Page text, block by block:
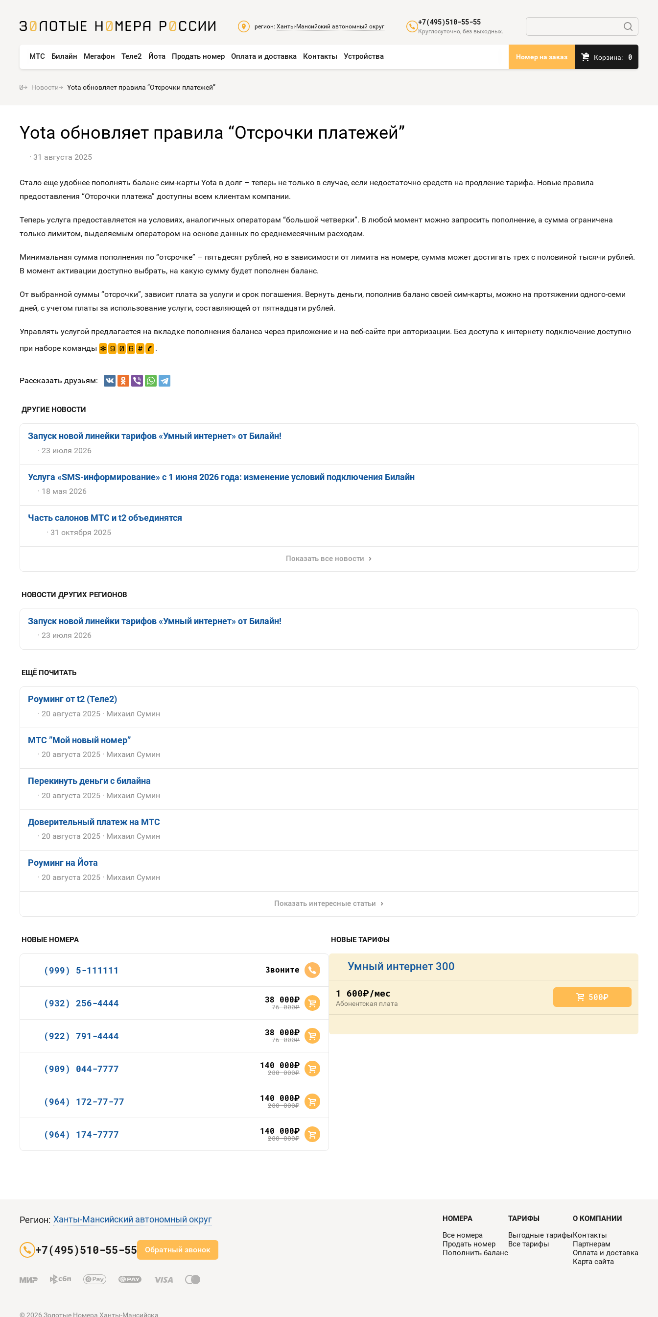
регион: Ханты-Мансийский автономный округ +7(495)510-55-55
Круглосуточно, без выходных.
МТС Билайн Мегафон Теле2 Йота Продать номер Оплата и доставка Контакты Устройства Номер на заказ Корзина: 0
Новости Yota обновляет правила “Отсрочки платежей”
Yota обновляет правила “Отсрочки платежей”
31 августа 2025
Стало еще удобнее пополнять баланс сим-карты Yota в долг – теперь не только в случае, если недостаточно средств на продление тарифа. Новые правила
предоставления “Отсрочки платежа” доступны всем клиентам компании.
Теперь услуга предоставляется на условиях, аналогичных операторам “большой четверки”. В любой момент можно запросить пополнение, а сумма ограничена
только лимитом, выделяемым оператором на основе данных по среднемесячным расходам.
Минимальная сумма пополнения по “отсрочке” – пятьдесят рублей, но в зависимости от лимита на номере, сумма может достигать трех с половиной тысячи рублей.
В момент активации доступно выбрать, на какую сумму будет пополнен баланс.
От выбранной суммы “отсрочки”, зависит плата за услуги и срок погашения. Вернуть деньги, пополнив баланс своей сим-карты, можно на протяжении одного-семи
дней, с учетом платы за использование услуги, составляющей от пятнадцати рублей.
Управлять услугой предлагается на вкладке пополнения баланса через приложение и на веб-сайте при авторизации. Без доступа к интернету подключение доступно
при наборе команды
* 9 0 6 # p .
Рассказать друзьям:
ДРУГИЕ НОВОСТИ
Запуск новой линейки тарифов «Умный интернет» от Билайн!
23 июля 2026
Услуга «SMS-информирование» с 1 июня 2026 года: изменение условий подключения Билайн
18 мая 2026
Часть салонов МТС и t2 объединятся
31 октября 2025
Показать все новости
НОВОСТИ ДРУГИХ РЕГИОНОВ
Запуск новой линейки тарифов «Умный интернет» от Билайн!
23 июля 2026
ЕЩЁ ПОЧИТАТЬ
Роуминг от t2 (Теле2)
20 августа 2025 Михаил Сумин
МТС ”Мой новый номер”
20 августа 2025 Михаил Сумин
Перекинуть деньги с билайна
20 августа 2025 Михаил Сумин
Доверительный платеж на МТС
20 августа 2025 Михаил Сумин
Роуминг на Йота
20 августа 2025 Михаил Сумин
Показать интересные статьи
НОВЫЕ НОМЕРА
(999) 5-111111 Звоните
(932) 256-4444 38 000руб.
76 000руб.
(922) 791-4444 38 000руб.
76 000руб.
(909) 044-7777 140 000руб.
280 000руб.
(964) 172-77-77 140 000руб.
280 000руб.
(964) 174-7777 140 000руб.
280 000руб.
НОВЫЕ ТАРИФЫ
Умный интернет 300
1 600руб./мес
Абонентская плата
500руб.
НОМЕРА
Все номера
Продать номер
Пополнить баланс
ТАРИФЫ
Выгодные тарифы
Все тарифы
О КОМПАНИИ
Контакты
Партнерам
Оплата и доставка
Карта сайта
Регион: Ханты-Мансийский автономный округ
+7(495)510-55-55 Обратный звонок
© 2026 Золотые Номера Ханты-Мансийска